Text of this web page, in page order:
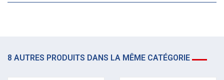
8 AUTRES PRODUITS DANS LA MÊME CATÉGORIE